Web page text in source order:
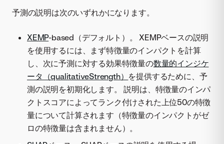
予測の説明は次のいずれかになります。
XEMP-based（デフォルト）。 XEMPベースの説明
を使用するには、まず特徴量のインパクトを計算
し、次に予測に対する効果特徴量の数量的インジケ
ータ（qualitativeStrength） を提供するために、予
測の説明を初期化します。 説明は、特徴量のインパ
クトスコアによってランク付けされた上位50の特徴
量について計算されます（特徴量のインパクトがゼ
ロの特徴量は含まれません）。